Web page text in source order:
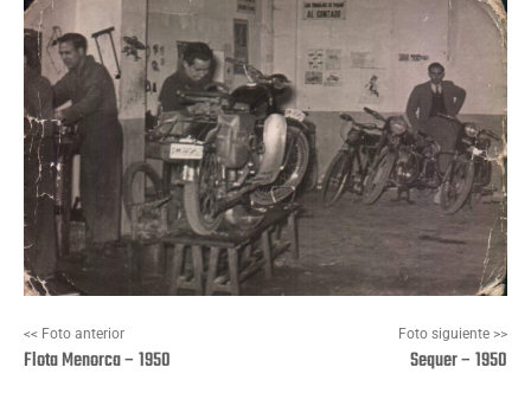
<< Foto anterior
Flota Menorca – 1950
Foto siguiente >>
Sequer – 1950